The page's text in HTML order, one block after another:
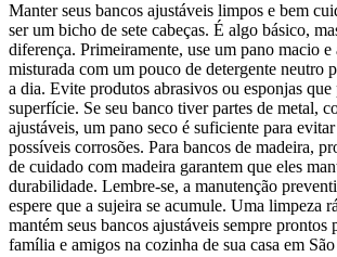
Manter seus bancos ajustáveis limpos e bem
ser um bicho de sete cabeças. É algo básico,
diferença. Primeiramente, use um pano macio e
misturada com um pouco de detergente neutro
a dia. Evite produtos abrasivos ou esponjas que
superfície. Se seu banco tiver partes de metal,
ajustáveis, um pano seco é suficiente para
possíveis corrosões. Para bancos de madeira,
de cuidado com madeira garantem que eles
durabilidade. Lembre-se, a manutenção
espere que a sujeira se acumule. Uma limpeza
mantém seus bancos ajustáveis sempre prontos
família e amigos na cozinha de sua casa em